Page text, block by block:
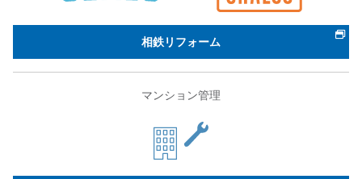
相鉄リフォーム
マンション管理